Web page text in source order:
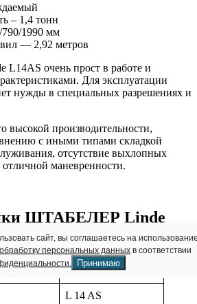
– 1,4 тонн
790/1990 мм
— 2,92 метров
L14AS очень прост в работе и
Для эксплуатации
нужды в специальных разрешениях и
высокой производительности,
с иными типами складкой
отсутствие выхлопных
отличной маневренности.
ШТАБЕЛЕР Linde
LINDE
L 14 AS
сайт, вы соглашаетесь на
обработку персональных данных в соответствии
Принимаю